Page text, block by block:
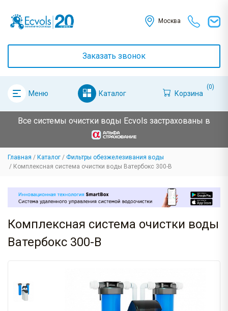
Москва
Заказать звонок
Меню Каталог Корзина
(0)
Все системы очистки воды Ecvols застрахованы в
Главная Каталог
Фильтры обезжелезивания воды
Комплексная система очистки воды Ватербокс 300-B
Комплексная система очистки воды
Ватербокс 300-B